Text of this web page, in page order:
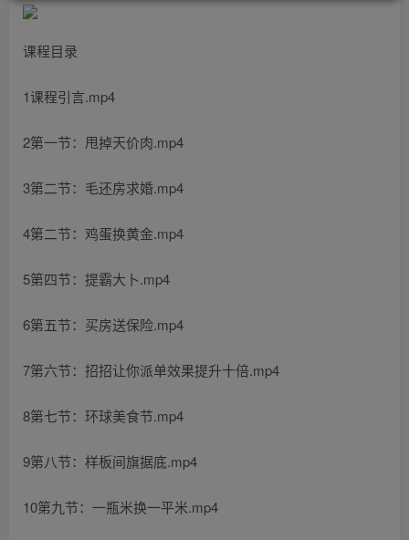
课程目录
1课程引言.mp4
2第一节：甩掉天价肉.mp4
3第二节：毛还房求婚.mp4
4第二节：鸡蛋换黄金.mp4
5第四节：提霸大卜.mp4
6第五节：买房送保险.mp4
7第六节：招招让你派单效果提升十倍.mp4
8第七节：环球美食节.mp4
9第八节：样板间旗据底.mp4
10第九节：一瓶米换一平米.mp4